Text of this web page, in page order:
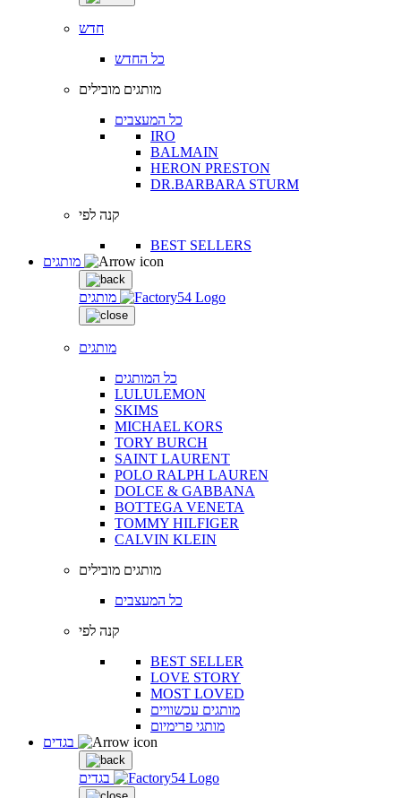
חדש
כל החדש
מותגים מובילים
כל המעצבים
IRO
BALMAIN
HERON PRESTON
DR.BARBARA STURM
קנה לפי
BEST SELLERS
מותגים
מותגים
כל המותגים
LULULEMON
SKIMS
MICHAEL KORS
TORY BURCH
SAINT LAURENT
POLO RALPH LAUREN
DOLCE & GABBANA
BOTTEGA VENETA
TOMMY HILFIGER
CALVIN KLEIN
מותגים מובילים
כל המעצבים
קנה לפי
BEST SELLER
LOVE STORY
MOST LOVED
מותגים עכשוויים
מותגי פרימיום
בגדים